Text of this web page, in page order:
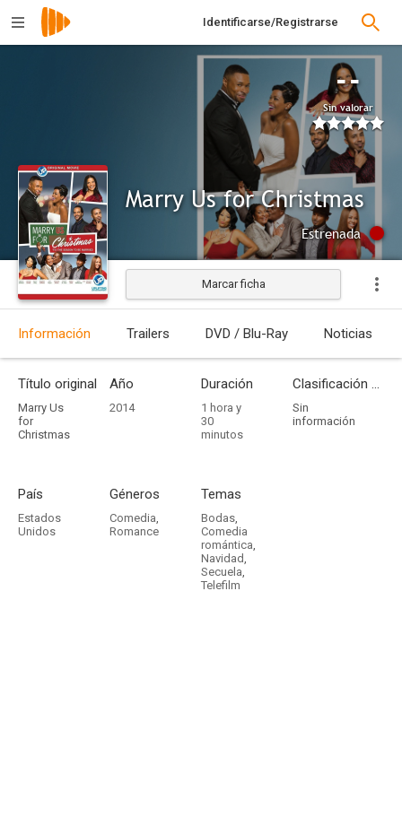
Identificarse/Registrarse
--
Sin valorar
Marry Us for Christmas
Estrenada
Marcar ficha
Información Trailers DVD / Blu-Ray Noticias
Título original
Marry Us
for
Christmas
Año
2014
Duración
1 hora y
30
minutos
Clasificación por edades
Sin
información
País
Estados
Unidos
Géneros
Comedia,
Romance
Temas
Bodas,
Comedia
romántica,
Navidad,
Secuela,
Telefilm